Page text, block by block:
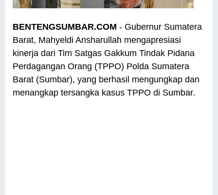
BENTENGSUMBAR.COM - Gubernur Sumatera
Barat, Mahyeldi Ansharullah mengapresiasi
kinerja dari Tim Satgas Gakkum Tindak Pidana
Perdagangan Orang (TPPO) Polda Sumatera
Barat (Sumbar), yang berhasil mengungkap dan
menangkap tersangka kasus TPPO di Sumbar.